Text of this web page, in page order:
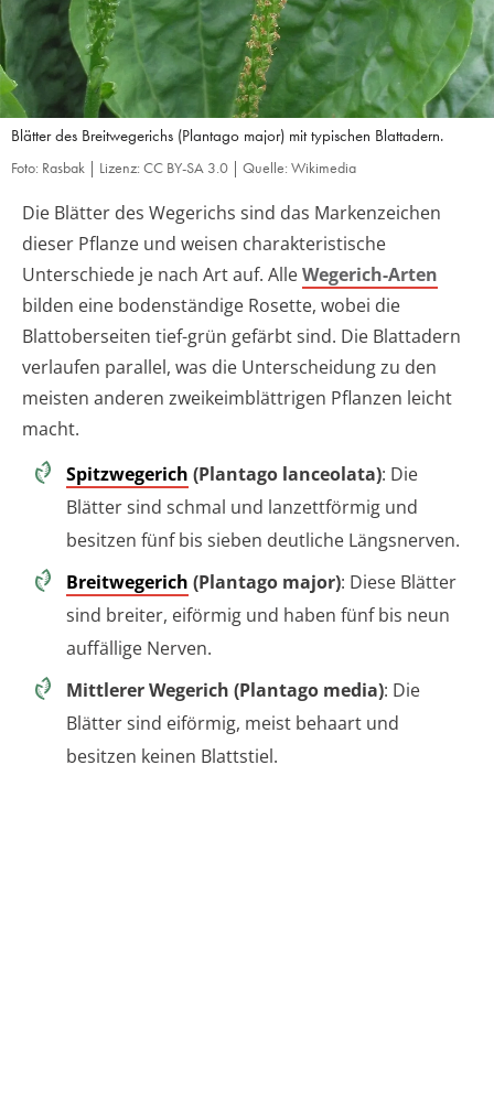
Blätter des Breitwegerichs (Plantago major) mit typischen Blattadern.
Foto: Rasbak | Lizenz: CC BY-SA 3.0 | Quelle: Wikimedia
Die Blätter des Wegerichs sind das Markenzeichen
dieser Pflanze und weisen charakteristische
Unterschiede je nach Art auf. AlleWegerich-Arten
bilden eine bodenständige Rosette, wobei die
Blattoberseiten tief-grün gefärbt sind. Die Blattadern
verlaufen parallel, was die Unterscheidung zu den
meisten anderen zweikeimblättrigen Pflanzen leicht
macht.
Spitzwegerich (Plantago lanceolata): Die
Blätter sind schmal und lanzettförmig und
besitzen fünf bis sieben deutliche Längsnerven.
Breitwegerich (Plantago major): Diese Blätter
sind breiter, eiförmig und haben fünf bis neun
auffällige Nerven.
Mittlerer Wegerich (Plantago media): Die
Blätter sind eiförmig, meist behaart und
besitzen keinen Blattstiel.